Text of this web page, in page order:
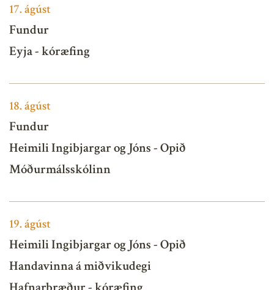
17.ágúst
Fundur
Eyja - kóræfing
18.ágúst
Fundur
Heimili Ingibjargar og Jóns - Opið
Móðurmálsskólinn
19.ágúst
Heimili Ingibjargar og Jóns - Opið
Handavinna á miðvikudegi